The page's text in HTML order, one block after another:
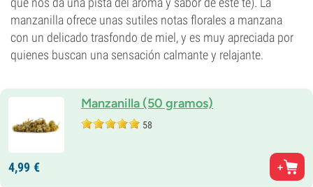
manzanilla ofrece unas sutiles notas florales a manzana
con un delicado trasfondo de miel, y es muy apreciada por
quienes buscan una sensación calmante y relajante.
Manzanilla (50 gramos)
58
4,99 €